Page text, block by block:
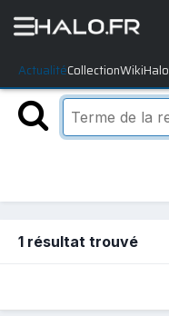
ActualitéCollectionWikiHalo
1 résultat trouvé